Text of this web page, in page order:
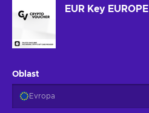
EUR Key EUROPE
Oblast
Evropa